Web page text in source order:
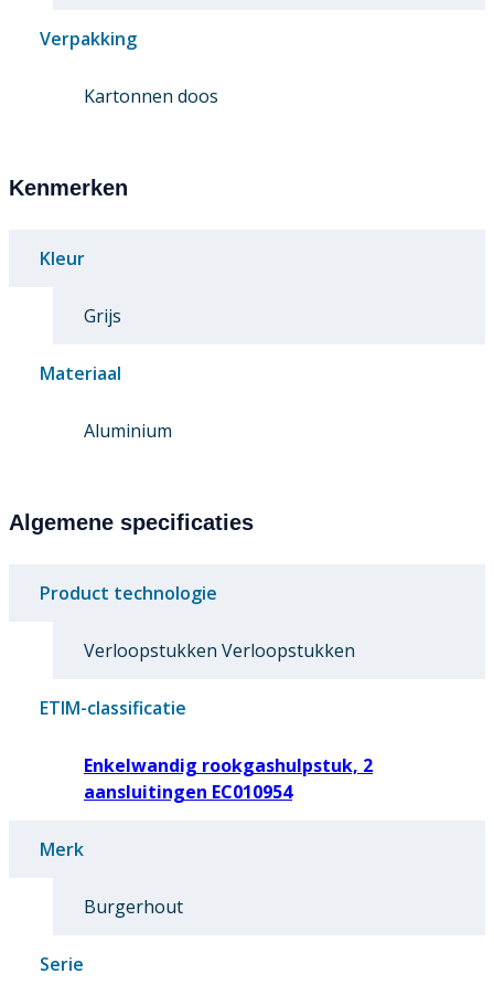
Verpakking
Kartonnen doos
Kenmerken
Kleur
Grijs
Materiaal
Aluminium
Algemene specificaties
Product technologie
Verloopstukken Verloopstukken
ETIM-classificatie
Enkelwandig rookgashulpstuk, 2
aansluitingen EC010954
Merk
Burgerhout
Serie